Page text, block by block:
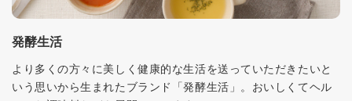
発酵生活
より多くの方々に美しく健康的な生活を送っていただきたいと
いう思いから生まれたブランド「発酵生活」。おいしくてヘル